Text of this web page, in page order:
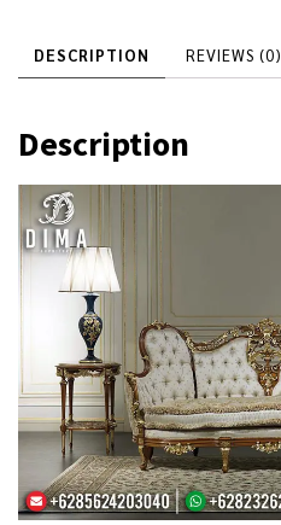
0
0
.
DESCRIPTION REVIEWS (0)
Description